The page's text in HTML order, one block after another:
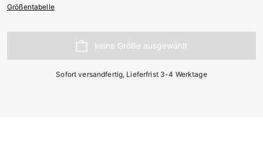
Größentabelle
Sofort versandfertig, Lieferfrist 3-4 Werktage